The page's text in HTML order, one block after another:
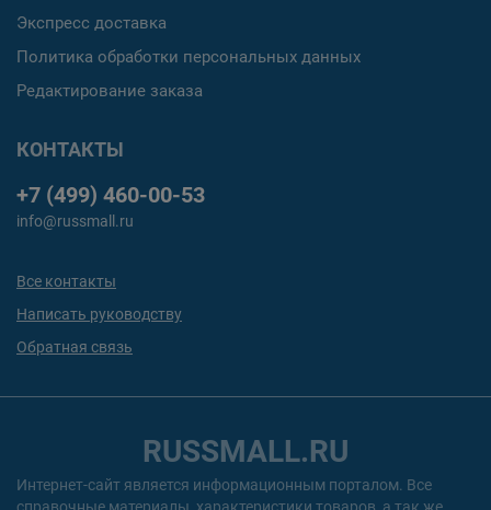
Экспресс доставка
Политика обработки персональных данных
Редактирование заказа
КОНТАКТЫ
+7 (499) 460-00-53
info@russmall.ru
Все контакты
Написать руководству
Обратная связь
RUSSMALL.RU
Интернет-сайт является информационным порталом. Все
справочные материалы, характеристики товаров, а так же